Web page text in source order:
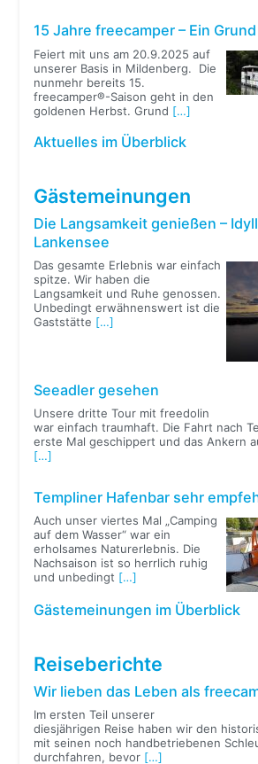
15 Jahre freecamper – Ein
Feiert mit uns am 20.9.2025 auf
unserer Basis in Mildenberg. Die
nunmehr bereits 15.
freecamper®-Saison geht in den
goldenen Herbst. Grund […]
Aktuelles im Überblick
Gästemeinungen
Die Langsamkeit genießen –
Lankensee
Das gesamte Erlebnis war einfach
spitze. Wir haben die
Langsamkeit und Ruhe genossen.
Unbedingt erwähnenswert ist die
Gaststätte […]
Seeadler gesehen
Unsere dritte Tour mit freedolin
war einfach traumhaft. Die Fahrt nach
erste Mal geschippert und das Ankern
[…]
Templiner Hafenbar sehr
Auch unser viertes Mal „Camping
auf dem Wasser“ war ein
erholsames Naturerlebnis. Die
Nachsaison ist so herrlich ruhig
und unbedingt […]
Gästemeinungen im Überblick
Reiseberichte
Wir lieben das Leben als
Im ersten Teil unserer
diesjährigen Reise haben wir den
mit seinen noch handbetriebenen
durchfahren, bevor […]